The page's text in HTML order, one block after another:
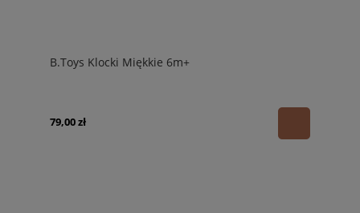
B.Toys Klocki Miękkie 6m+
79,00 zł